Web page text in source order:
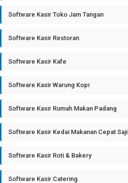
Software Kasir Toko Jam Tangan
Software Kasir Restoran
Software Kasir Kafe
Software Kasir Warung Kopi
Software Kasir Rumah Makan Padang
Software Kasir Kedai Makanan Cepat Saji
Software Kasir Roti & Bakery
Software Kasir Catering